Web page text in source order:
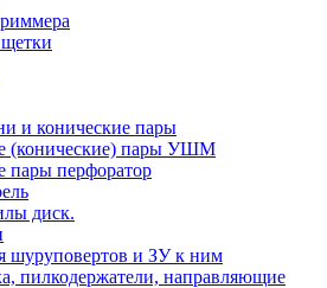
и конические пары
(конические) пары УШМ
пары перфоратор
диск.
шуруповертов и ЗУ к ним
пилкодержатели, направляющие